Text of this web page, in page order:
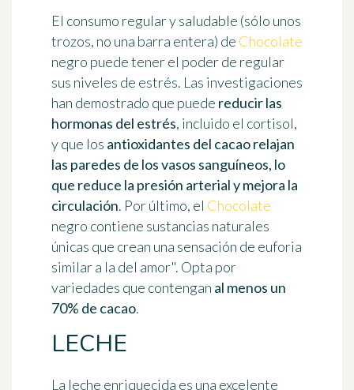
El consumo regular y saludable (sólo unos
trozos, no una barra entera) de Chocolate
negro puede tener el poder de regular
sus niveles de estrés. Las investigaciones
han demostrado que puede reducir las
hormonas del estrés, incluido el cortisol,
y que los antioxidantes del cacao relajan
las paredes de los vasos sanguíneos, lo
que reduce la presión arterial y mejora la
circulación. Por último, el Chocolate
negro contiene sustancias naturales
únicas que crean una sensación de euforia
similar a la del amor". Opta por
variedades que contengan al menos un
70% de cacao.
LECHE
La leche enriquecida es una excelente